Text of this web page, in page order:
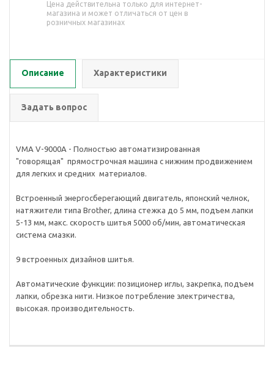
Цена действительна только для интернет-
магазина и может отличаться от цен в
розничных магазинах
Описание Характеристики
Задать вопрос
VMA V-9000A - Полностью автоматизированная
"говорящая" прямострочная машина с нижним продвижением
для легких и средних материалов.
Встроенный энергосберегающий двигатель, японский челнок,
натяжители типа Brother, длина стежка до 5 мм, подъем лапки
5-13 мм, макс. скорость шитья 5000 об/мин, автоматическая
система смазки.
9 встроенных дизайнов шитья.
Автоматические функции: позиционер иглы, закрепка, подъем
лапки, обрезка нити. Низкое потребление электричества,
высокая. производительность.